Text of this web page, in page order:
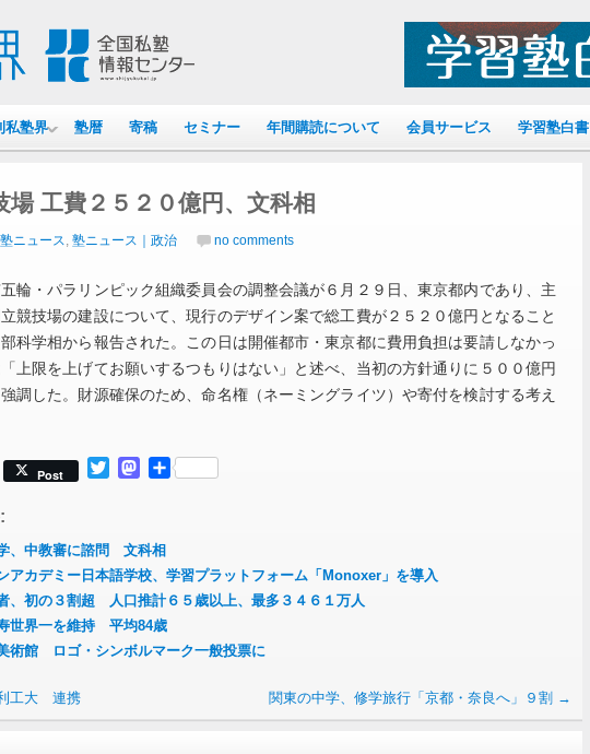
私塾界 塾暦 寄稿 セミナー 年間購読について 会員サービス 学習塾白書
場 工費２５２０億円、文科相
塾ニュース, 塾ニュース｜政治 no comments
輪・パラリンピック組織委員会の調整会議が６月２９日、東京都内であり、主
競技場の建設について、現行のデザイン案で総工費が２５２０億円となること
科学相から報告された。この日は開催都市・東京都に費用負担は要請しなかっ
上限を上げてお願いするつもりはない」と述べ、当初の方針通りに５００億円
調した。財源確保のため、命名権（ネーミングライツ）や寄付を検討する考え
Facebook
Post TwitterMastodon
共
、中教審に諮問 文科相
アカデミー日本語学校、学習プラットフォーム「Monoxer」を導入
、初の３割超 人口推計６５歳以上、最多３４６１万人
世界一を維持 平均84歳
術館 ロゴ・シンボルマーク一般投票に
工大 連携 関東の中学、修学旅行「京都・奈良へ」９割 →